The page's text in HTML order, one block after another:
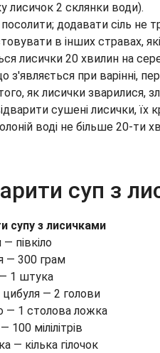
лисичок 2 склянки води).
додавати сіль не
в інших стравах,
лисички 20 хвилин на
з'являється при варінні,
як лисички зварилися,
сушені лисички, їх
воді не більше 20-ти
суп з
супу з лисичками
півкіло
— 300 грам
1 штука
цибуля — 2 голови
— 1 столова ложка
мілілітрів
— кілька гілочок